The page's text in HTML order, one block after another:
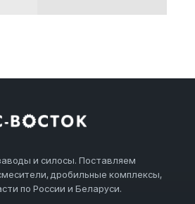
и силосы. Поставляем
дробильные комплексы,
по России и Беларуси.